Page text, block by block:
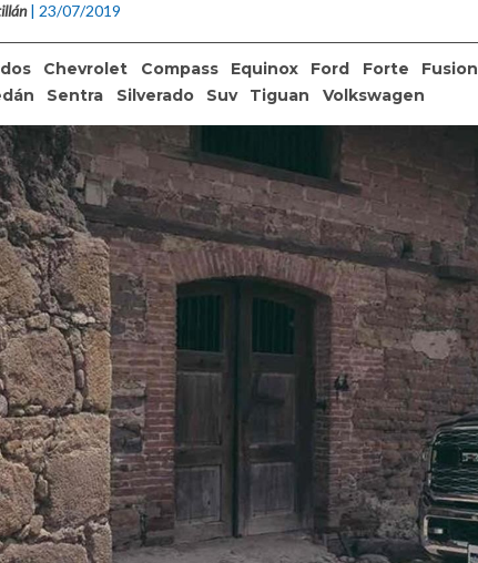
| 23/07/2019
Chevrolet Compass Equinox Ford Forte Fusion
Sentra Silverado Suv Tiguan Volkswagen